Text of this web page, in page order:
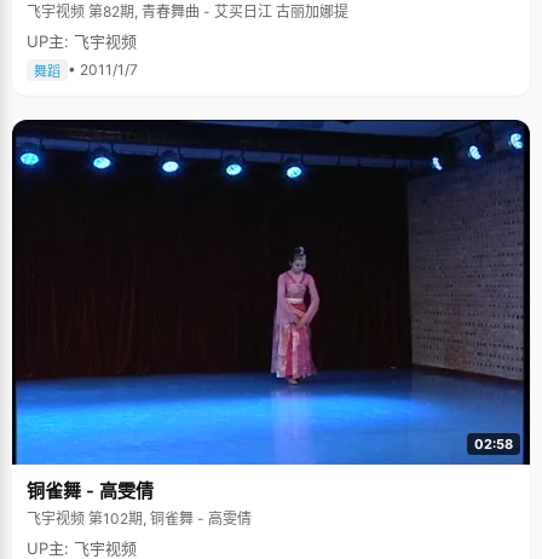
飞宇视频 第82期, 青春舞曲 - 艾买日江 古丽加娜提
UP主: 飞宇视频
舞蹈 • 2011/1/7
02:58
铜雀舞 - 高雯倩
飞宇视频 第102期, 铜雀舞 - 高雯倩
UP主: 飞宇视频